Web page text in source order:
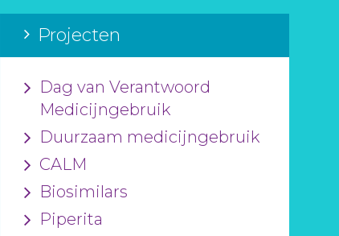
Projecten
Dag van Verantwoord
Medicijngebruik
Duurzaam medicijngebruik
CALM
Biosimilars
Piperita